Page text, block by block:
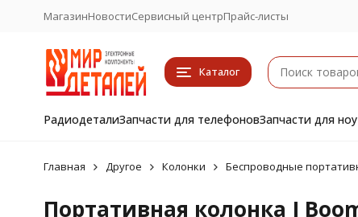
МагазинНовостиСервисный центрПрайс-листы
Каталог
РадиодеталиЗапчасти для телефоновЗапчасти для
Главная Другое Колонки Беспроводные
Портативная колонка J